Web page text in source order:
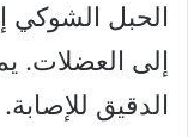
الحبل الشوكي
إلى العضلات.
الدقيق للإصابة.